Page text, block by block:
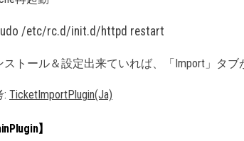
/etc/rc.d/init.d/httpd restart
ストール＆設定出来ていれば、「Import」タ
: TicketImportPlugin(Ja)
】